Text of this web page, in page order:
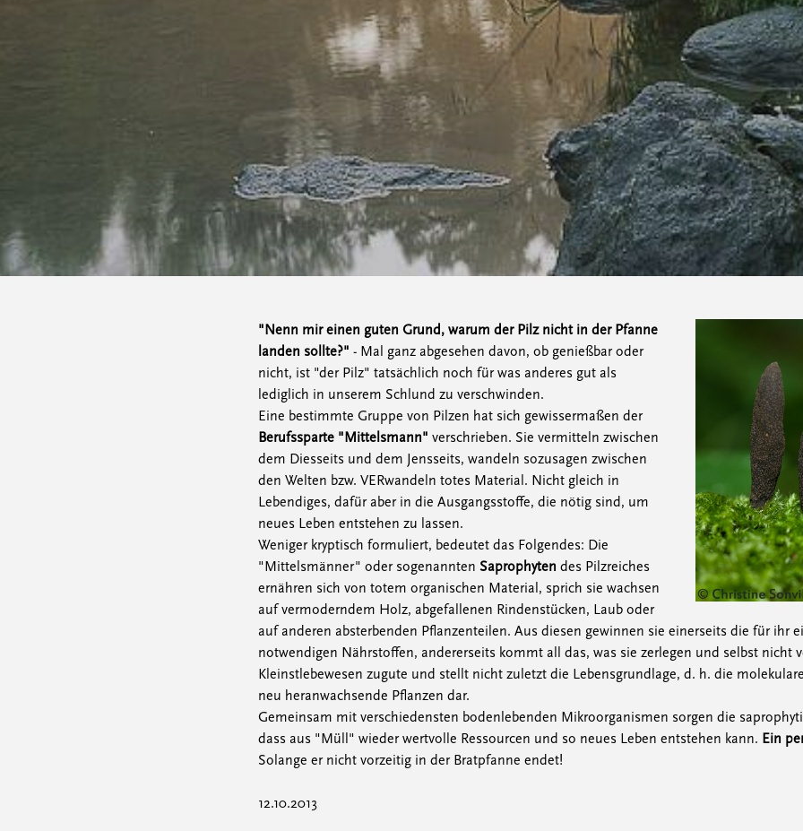
"Nenn mir einen guten Grund, warum der Pilz nicht in der Pfanne
landen sollte?" - Mal ganz abgesehen davon, ob genießbar oder
nicht, ist "der Pilz" tatsächlich noch für was anderes gut als
lediglich in unserem Schlund zu verschwinden.
Eine bestimmte Gruppe von Pilzen hat sich gewissermaßen der
Berufssparte "Mittelsmann" verschrieben. Sie vermitteln zwischen
dem Diesseits und dem Jensseits, wandeln sozusagen zwischen
den Welten bzw. VERwandeln totes Material. Nicht gleich in
Lebendiges, dafür aber in die Ausgangsstoffe, die nötig sind, um
neues Leben entstehen zu lassen.
Weniger kryptisch formuliert, bedeutet das Folgendes: Die
"Mittelsmänner" oder sogenannten Saprophyten des Pilzreiches
ernähren sich von totem organischen Material, sprich sie wachsen
auf vermoderndem Holz, abgefallenen Rindenstücken, Laub oder
auf anderen absterbenden Pflanzenteilen. Aus diesen gewinnen sie einerseits die für ihr
notwendigen Nährstoffen, andererseits kommt all das, was sie zerlegen und selbst nicht
Kleinstlebewesen zugute und stellt nicht zuletzt die Lebensgrundlage, d. h. die
neu heranwachsende Pflanzen dar.
Gemeinsam mit verschiedensten bodenlebenden Mikroorganismen sorgen die
dass aus "Müll" wieder wertvolle Ressourcen und so neues Leben entstehen kann. Ein
Solange er nicht vorzeitig in der Bratpfanne endet!
12.10.2013